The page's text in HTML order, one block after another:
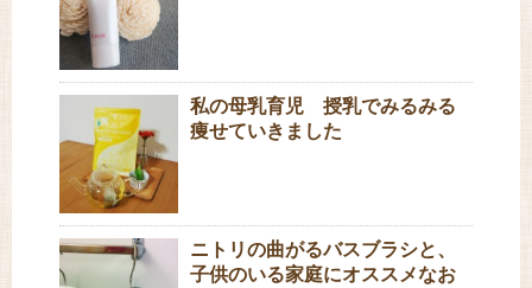
私の母乳育児 授乳でみるみる
痩せていきました
ニトリの曲がるバスブラシと、
子供のいる家庭にオススメなお